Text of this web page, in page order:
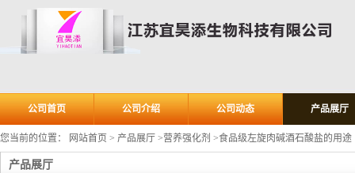
公司首页 公司介绍 公司动态 产品展厅
您当前的位置： 网站首页 > 产品展厅 >营养强化剂 >食品级左旋肉碱酒石酸盐的用途
产品展厅